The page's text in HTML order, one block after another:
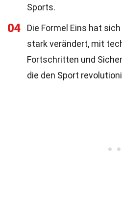
Sports.
04
Die Formel Eins hat
stark verändert, mit
Fortschritten und
die den Sport